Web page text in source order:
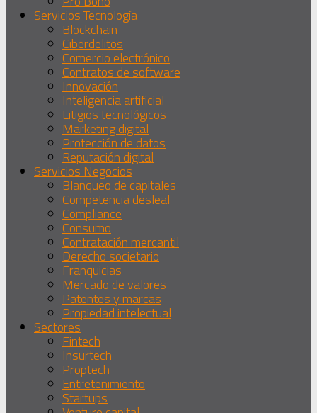
Servicios Tecnología
Blockchain
Ciberdelitos
Comercio electrónico
Contratos de software
Innovación
Inteligencia artificial
Litigios tecnológicos
Marketing digital
Protección de datos
Reputación digital
Servicios Negocios
Blanqueo de capitales
Competencia desleal
Compliance
Consumo
Contratación mercantil
Derecho societario
Franquicias
Mercado de valores
Patentes y marcas
Propiedad intelectual
Sectores
Fintech
Insurtech
Proptech
Entretenimiento
Startups